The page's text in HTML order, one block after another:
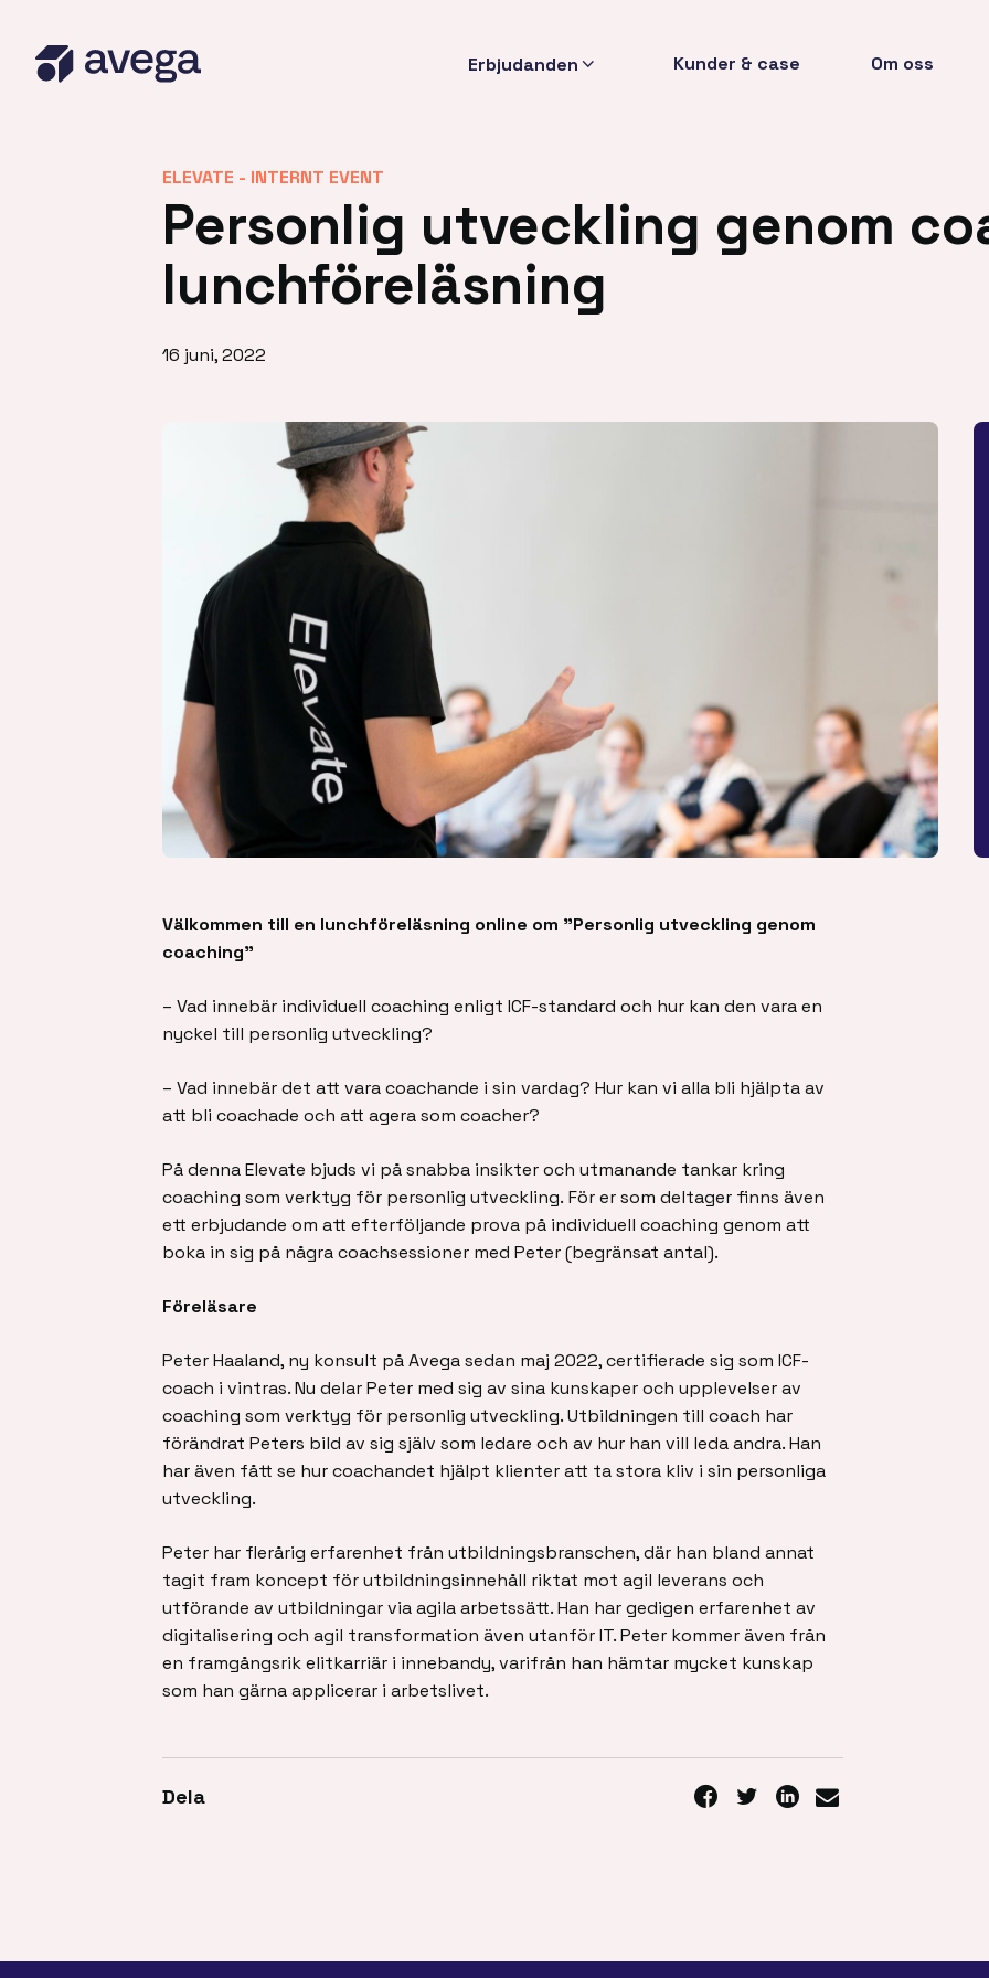
Erbjudanden Kunder & case Om oss
ELEVATE - INTERNT EVENT
Personlig utveckling genom
lunchföreläsning
16 juni, 2022
Välkommen till en lunchföreläsning online om ”Personlig utveckling genom
coaching”
– Vad innebär individuell coaching enligt ICF-standard och hur kan den vara en
nyckel till personlig utveckling?
– Vad innebär det att vara coachande i sin vardag? Hur kan vi alla bli hjälpta av
att bli coachade och att agera som coacher?
På denna Elevate bjuds vi på snabba insikter och utmanande tankar kring
coaching som verktyg för personlig utveckling. För er som deltager finns även
ett erbjudande om att efterföljande prova på individuell coaching genom att
boka in sig på några coachsessioner med Peter (begränsat antal).
Föreläsare
Peter Haaland, ny konsult på Avega sedan maj 2022, certifierade sig som ICF-
coach i vintras. Nu delar Peter med sig av sina kunskaper och upplevelser av
coaching som verktyg för personlig utveckling. Utbildningen till coach har
förändrat Peters bild av sig själv som ledare och av hur han vill leda andra. Han
har även fått se hur coachandet hjälpt klienter att ta stora kliv i sin personliga
utveckling.
Peter har flerårig erfarenhet från utbildningsbranschen, där han bland annat
tagit fram koncept för utbildningsinnehåll riktat mot agil leverans och
utförande av utbildningar via agila arbetssätt. Han har gedigen erfarenhet av
digitalisering och agil transformation även utanför IT. Peter kommer även från
en framgångsrik elitkarriär i innebandy, varifrån han hämtar mycket kunskap
som han gärna applicerar i arbetslivet.
Dela